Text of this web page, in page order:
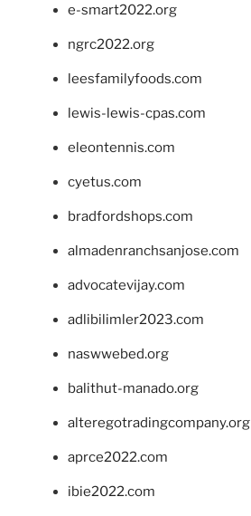
e-smart2022.org
ngrc2022.org
leesfamilyfoods.com
lewis-lewis-cpas.com
eleontennis.com
cyetus.com
bradfordshops.com
almadenranchsanjose.com
advocatevijay.com
adlibilimler2023.com
naswwebed.org
balithut-manado.org
alteregotradingcompany.org
aprce2022.com
ibie2022.com